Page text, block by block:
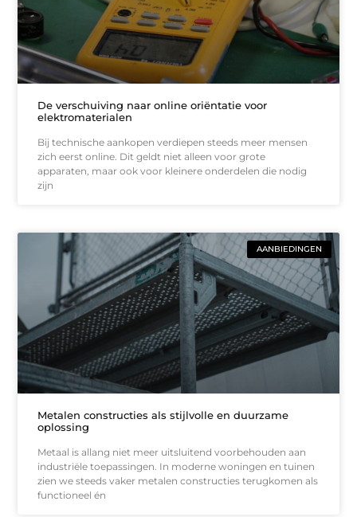
De verschuiving naar online oriëntatie voor
elektromaterialen
Bij technische aankopen verdiepen steeds meer mensen
zich eerst online. Dit geldt niet alleen voor grote
apparaten, maar ook voor kleinere onderdelen die nodig
zijn
AANBIEDINGEN
Metalen constructies als stijlvolle en duurzame
oplossing
Metaal is allang niet meer uitsluitend voorbehouden aan
industriële toepassingen. In moderne woningen en tuinen
zien we steeds vaker metalen constructies terugkomen als
functioneel én